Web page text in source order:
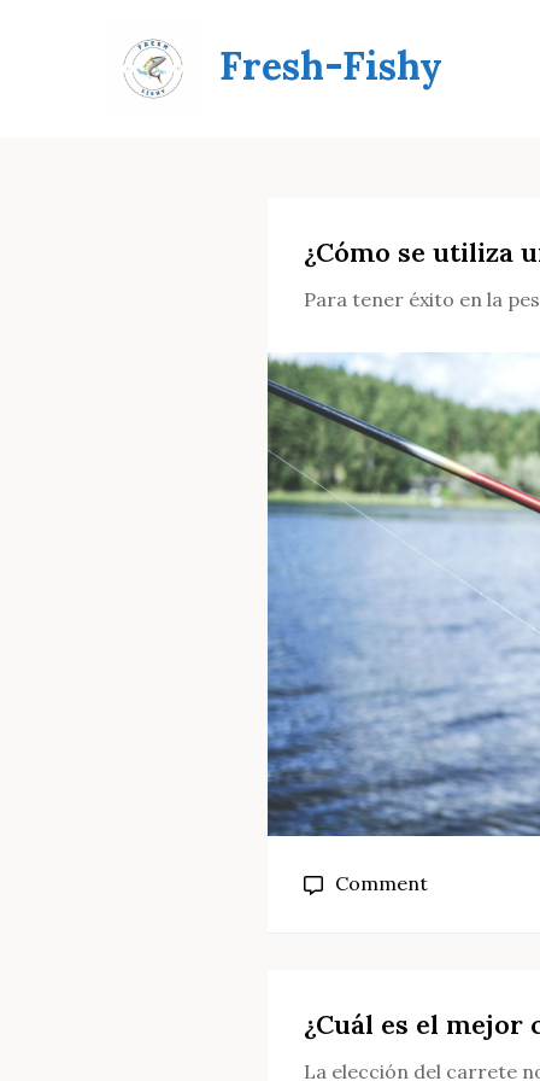
Fresh-Fishy
¿Cómo se utiliza
Para tener éxito en la
Commenton
un
¿Cuál es el
La elección del carrete